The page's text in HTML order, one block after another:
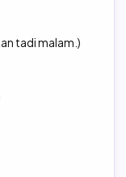
tadi malam.)